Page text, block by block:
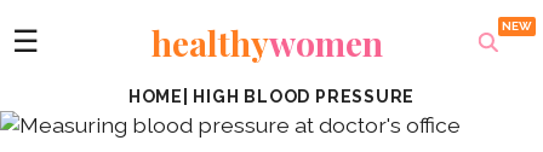
☰ healthywomen
HOME HIGH BLOOD PRESSURE